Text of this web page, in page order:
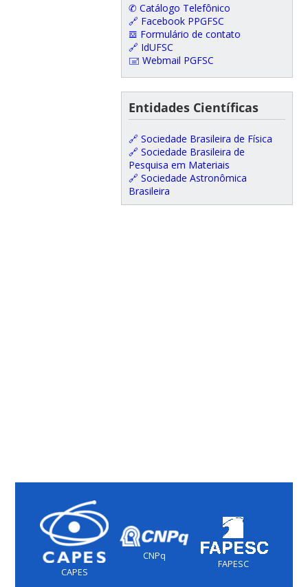
✆ Catálogo Telefônico
🔗 Facebook PPGFSC
𝌕 Formulário de contato
🔗 IdUFSC
🖃 Webmail PGFSC
Entidades Científicas
🔗 Sociedade Brasileira de Física
🔗 Sociedade Brasileira de
Pesquisa em Materiais
🔗 Sociedade Astronômica
Brasileira
CAPES
CNPq
FAPESC